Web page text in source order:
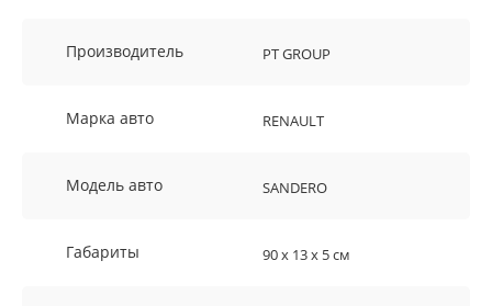
Производитель PT GROUP
Марка авто RENAULT
Модель авто SANDERO
Габариты 90 х 13 х 5 см